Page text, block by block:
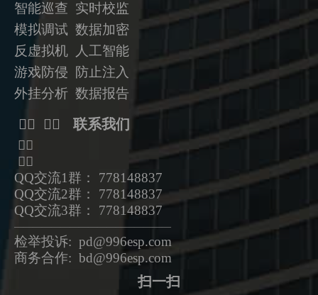
智能巡查 实时校监
模拟调试 数据加密
反虚拟机
人工智能
游戏防侵 防止注入
外挂分析 数据报告
ᅟᅠ ᅟᅠ 联系我们
ᅟᅠ
ᅟᅠ
QQ交流1群： 778148837
QQ交流2群： 778148837
QQ交流3群： 778148837
—————————————————
检举投诉: pd@996esp.com
商务合作: bd@996esp.com
扫一扫